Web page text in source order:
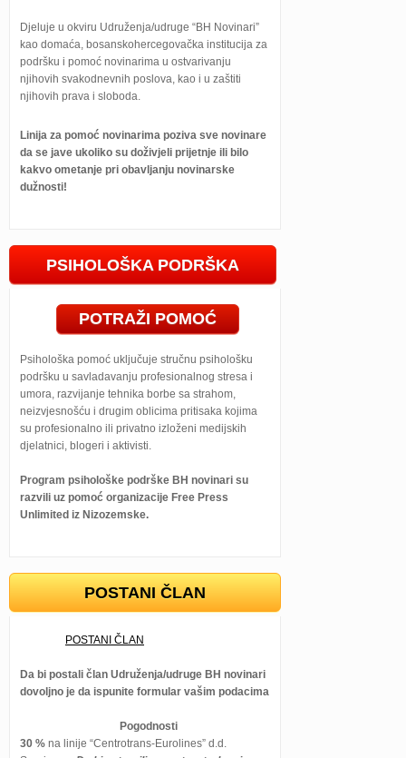
Djeluje u okviru Udruženja/udruge “BH Novinari”
kao domaća, bosanskohercegovačka institucija za
podršku i pomoć novinarima u ostvarivanju
njihovih svakodnevnih poslova, kao i u zaštiti
njihovih prava i sloboda.
Linija za pomoć novinarima poziva sve novinare
da se jave ukoliko su doživjeli prijetnje ili bilo
kakvo ometanje pri obavljanju novinarske
dužnosti!
PSIHOLOŠKA PODRŠKA
POTRAŽI POMOĆ
Psihološka pomoć uključuje stručnu psihološku
podršku u savladavanju profesionalnog stresa i
umora, razvijanje tehnika borbe sa strahom,
neizvjesnošću i drugim oblicima pritisaka kojima
su profesionalno ili privatno izloženi medijskih
djelatnici, blogeri i aktivisti.
Program psihološke podrške BH novinari su
razvili uz pomoć organizacije Free Press
Unlimited iz Nizozemske.
POSTANI ČLAN
POSTANI ČLAN
Da bi postali član Udruženja/udruge BH novinari
dovoljno je da ispunite formular vašim podacima
Pogodnosti
30 % na linije “Centrotrans-Eurolines” d.d.